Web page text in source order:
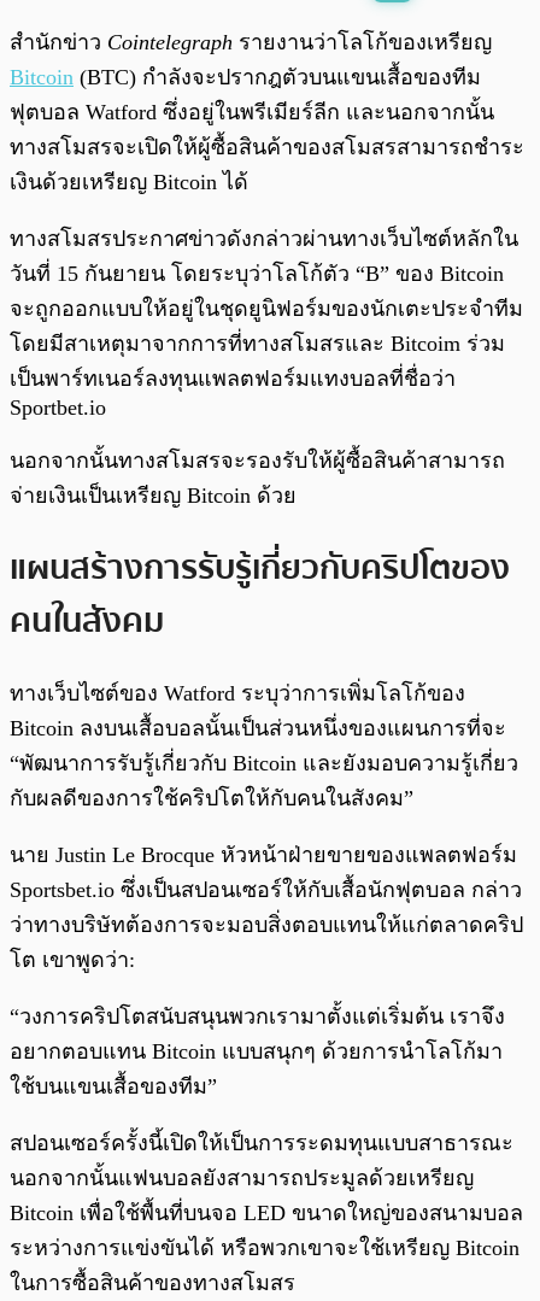
พร้อมเล่น /0:00
สำนักข่าว Cointelegraph รายงานว่าโลโก้ของเหรียญ
Bitcoin (BTC) กำลังจะปรากฎตัวบนแขนเสื้อของทีม
ฟุตบอล Watford ซึ่งอยู่ในพรีเมียร์ลีก และนอกจากนั้น
ทางสโมสรจะเปิดให้ผู้ซื้อสินค้าของสโมสรสามารถชำระ
เงินด้วยเหรียญ Bitcoin ได้
ทางสโมสรประกาศข่าวดังกล่าวผ่านทางเว็บไซต์หลักใน
วันที่ 15 กันยายน โดยระบุว่าโลโก้ตัว “B” ของ Bitcoin
จะถูกออกแบบให้อยู่ในชุดยูนิฟอร์มของนักเตะประจำทีม
โดยมีสาเหตุมาจากการที่ทางสโมสรและ Bitcoim ร่วม
เป็นพาร์ทเนอร์ลงทุนแพลตฟอร์มแทงบอลที่ชื่อว่า
Sportbet.io
นอกจากนั้นทางสโมสรจะรองรับให้ผู้ซื้อสินค้าสามารถ
จ่ายเงินเป็นเหรียญ Bitcoin ด้วย
แผนสร้างการรับรู้เกี่ยวกับคริปโตของ
คนในสังคม
ทางเว็บไซต์ของ Watford ระบุว่าการเพิ่มโลโก้ของ
Bitcoin ลงบนเสื้อบอลนั้นเป็นส่วนหนึ่งของแผนการที่จะ
“พัฒนาการรับรู้เกี่ยวกับ Bitcoin และยังมอบความรู้เกี่ยว
กับผลดีของการใช้คริปโตให้กับคนในสังคม”
นาย Justin Le Brocque หัวหน้าฝ่ายขายของแพลตฟอร์ม
Sportsbet.io ซึ่งเป็นสปอนเซอร์ให้กับเสื้อนักฟุตบอล กล่าว
ว่าทางบริษัทต้องการจะมอบสิ่งตอบแทนให้แก่ตลาดคริป
โต เขาพูดว่า:
“วงการคริปโตสนับสนุนพวกเรามาตั้งแต่เริ่มต้น เราจึง
อยากตอบแทน Bitcoin แบบสนุกๆ ด้วยการนำโลโก้มา
ใช้บนแขนเสื้อของทีม”
สปอนเซอร์ครั้งนี้เปิดให้เป็นการระดมทุนแบบสาธารณะ
นอกจากนั้นแฟนบอลยังสามารถประมูลด้วยเหรียญ
Bitcoin เพื่อใช้พื้นที่บนจอ LED ขนาดใหญ่ของสนามบอล
ระหว่างการแข่งขันได้ หรือพวกเขาจะใช้เหรียญ Bitcoin
ในการซื้อสินค้าของทางสโมสร